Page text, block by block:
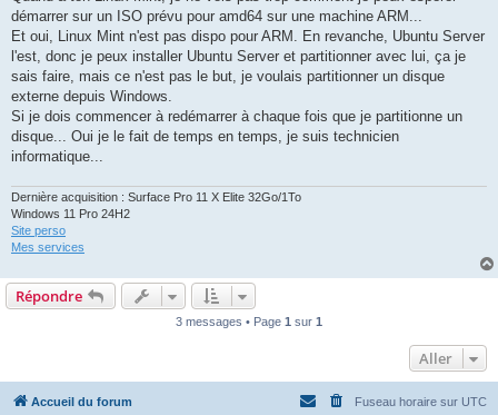
démarrer sur un ISO prévu pour amd64 sur une machine ARM...
Et oui, Linux Mint n'est pas dispo pour ARM. En revanche, Ubuntu Server
l'est, donc je peux installer Ubuntu Server et partitionner avec lui, ça je
sais faire, mais ce n'est pas le but, je voulais partitionner un disque
externe depuis Windows.
Si je dois commencer à redémarrer à chaque fois que je partitionne un
disque... Oui je le fait de temps en temps, je suis technicien
informatique...
Dernière acquisition : Surface Pro 11 X Elite 32Go/1To
Windows 11 Pro 24H2
Site perso
Mes services
Répondre
3 messages • Page 1 sur 1
Aller
Accueil du forum Fuseau horaire sur UTC